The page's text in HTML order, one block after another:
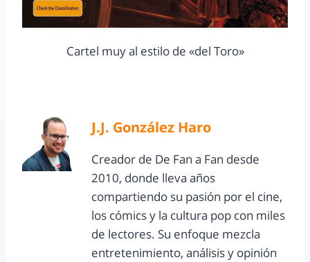
Cartel muy al estilo de «del Toro»
J.J. González Haro
Creador de De Fan a Fan desde
2010, donde lleva años
compartiendo su pasión por el cine,
los cómics y la cultura pop con miles
de lectores. Su enfoque mezcla
entretenimiento, análisis y opinión